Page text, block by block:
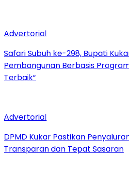
Advertorial
Safari Subuh ke-298, Bupati
Pembangunan Berbasis
Terbaik”
Advertorial
DPMD Kukar Pastikan
Transparan dan Tepat Sasaran